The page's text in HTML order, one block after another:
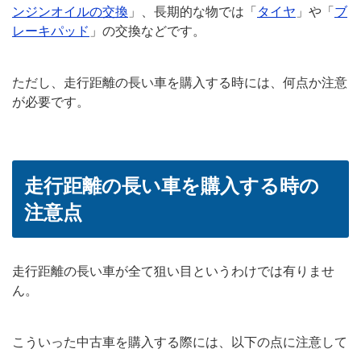
ンジンオイルの交換 」、長期的な物では「 タイヤ 」や「 ブ
レーキパッド 」の交換などです。
ただし、走行距離の長い車を購入する時には、何点か注意
が必要です。
走行距離の長い車を購入する時の
注意点
走行距離の長い車が全て狙い目というわけでは有りませ
ん。
こういった中古車を購入する際には、以下の点に注意して